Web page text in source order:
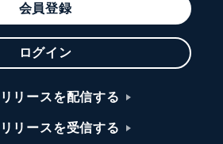
会員登録
ログイン
リースを配信する
リースを受信する